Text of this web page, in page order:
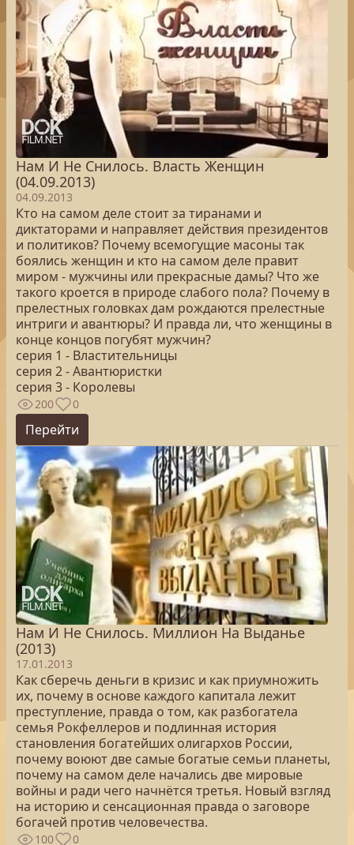
Нам И Не Снилось. Власть Женщин
(04.09.2013)
04.09.2013
Кто на самом деле стоит за тиранами и
диктаторами и направляет действия президентов
и политиков? Почему всемогущие масоны так
боялись женщин и кто на самом деле правит
миром - мужчины или прекрасные дамы? Что же
такого кроется в природе слабого пола? Почему в
прелестных головках дам рождаются прелестные
интриги и авантюры? И правда ли, что женщины в
конце концов погубят мужчин?
серия 1 - Властительницы
серия 2 - Авантюристки
серия 3 - Королевы
200 0
Перейти
Нам И Не Снилось. Миллион На Выданье
(2013)
17.01.2013
Как сберечь деньги в кризис и как приумножить
их, почему в основе каждого капитала лежит
преступление, правда о том, как разбогатела
семья Рокфеллеров и подлинная история
становления богатейших олигархов России,
почему воюют две самые богатые семьи планеты,
почему на самом деле начались две мировые
войны и ради чего начнётся третья. Новый взгляд
на историю и сенсационная правда о заговоре
богачей против человечества.
100 0